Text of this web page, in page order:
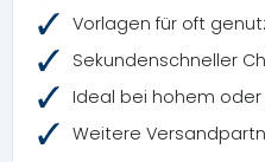
Vorlagen für oft
Sekundenschneller
Ideal bei hohem
Weitere